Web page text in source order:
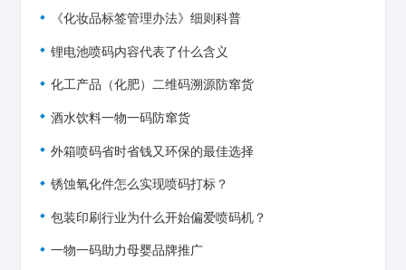
《化妆品标签管理办法》细则科普
锂电池喷码内容代表了什么含义
化工产品（化肥）二维码溯源防窜货
酒水饮料一物一码防窜货
外箱喷码省时省钱又环保的最佳选择
锈蚀氧化件怎么实现喷码打标？
包装印刷行业为什么开始偏爱喷码机？
一物一码助力母婴品牌推广